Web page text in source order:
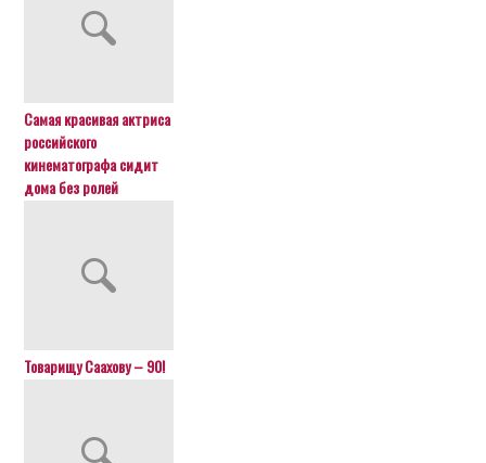
Самая красивая актриса
российского
кинематографа сидит
дома без ролей
Товарищу Саахову – 90!